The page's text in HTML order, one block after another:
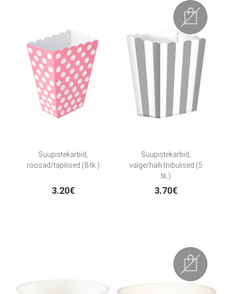
Suupistekarbid,
roosad/täpilised (8 tk.)
3.20€
Suupistekarbid,
valge/halli triibulised (5
tk.)
3.70€